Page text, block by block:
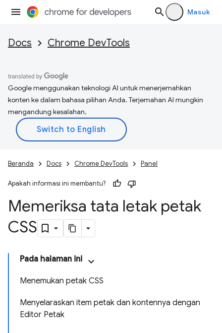
Masuk
Docs Chrome DevTools
Google menggunakan teknologi AI untuk menerjemahkan
konten ke dalam bahasa pilihan Anda. Terjemahan AI mungkin
mengandung kesalahan.
Beranda Docs Chrome DevTools Panel
Apakah informasi ini membantu?
Memeriksa tata letak petak
CSS
Pada halaman ini
Menemukan petak CSS
Menyelaraskan item petak dan kontennya dengan
Editor Petak